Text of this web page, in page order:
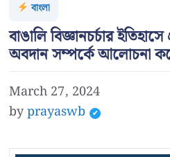
বাংলা
বাঙালি বিজ্ঞানচর্চার
অবদান সম্পর্কে আলোচনা
March 27, 2024
byprayaswb